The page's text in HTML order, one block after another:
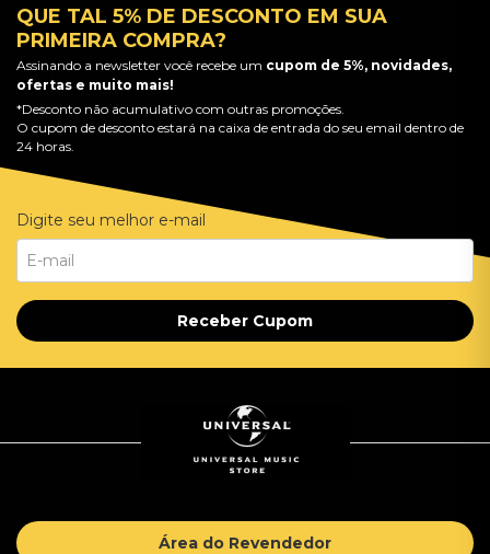
QUE TAL 5% DE DESCONTO EM SUA
PRIMEIRA COMPRA?
Assinando a newsletter você recebe um cupom de 5%, novidades,
ofertas e muito mais!
*Desconto não acumulativo com outras promoções.
O cupom de desconto estará na caixa de entrada do seu email dentro de
24 horas.
Digite seu melhor e-mail
Receber Cupom
Área do Revendedor